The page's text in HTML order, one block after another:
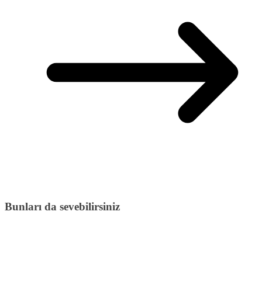
Bunları da sevebilirsiniz